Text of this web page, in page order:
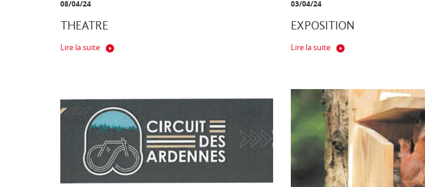
08/04/24
THEATRE
Lire la suite
03/04/24
EXPOSITION
Lire la suite